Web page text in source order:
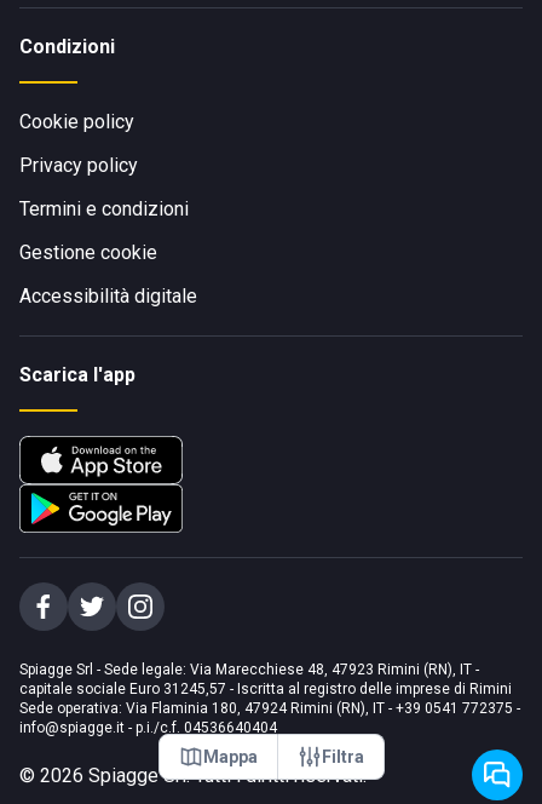
Mappa Filtra
Condizioni
Cookie policy
Privacy policy
Termini e condizioni
Gestione cookie
Accessibilità digitale
Scarica l'app
Spiagge Srl - Sede legale: Via Marecchiese 48, 47923 Rimini (RN), IT -
capitale sociale Euro 31245,57 - Iscritta al registro delle imprese di Rimini
Sede operativa: Via Flaminia 180, 47924 Rimini (RN), IT - +39 0541 772375 -
info@spiagge.it - p.i./c.f. 04536640404
© 2026 Spiagge Srl. Tutti i diritti riservati.